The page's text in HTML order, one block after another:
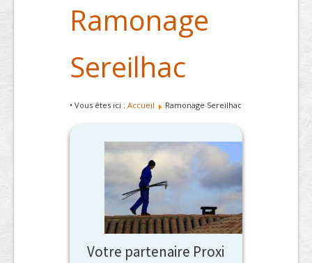
Ramonage
Sereilhac
• Vous êtes ici : Accueil Ramonage Sereilhac
Votre partenaire Proxi